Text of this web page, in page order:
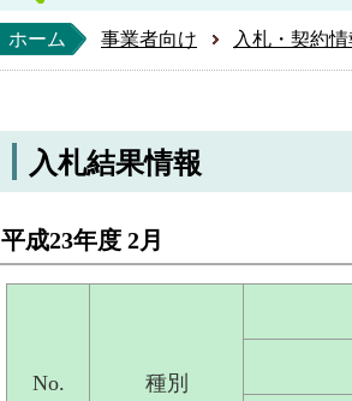
ホーム 事業者向け 入札・契約
入札結果情報
平成23年度 2月
No. 種別